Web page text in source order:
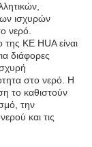
ισχυρών
νερό.
KE HUA είναι
διάφορες
στο νερό. Η
το καθιστούν
την
και τις